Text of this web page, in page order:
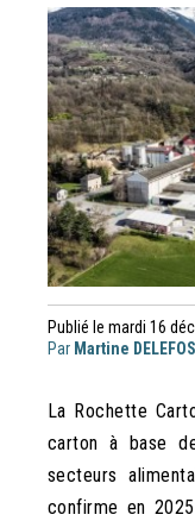
Publié le mardi 16
Par Martine
La Rochette
carton à base
secteurs
confirme en